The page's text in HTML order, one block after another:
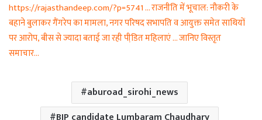
https://rajasthandeep.com/?p=5741 … राजनीति में भूचाल: नौकरी के
बहाने बुलाकर गैंगरेप का मामला, नगर परिषद सभापति व आयुक्त समेत साथियों
पर आरोप, बीस से ज्यादा बताई जा रही पीडि़त महिलाएं … जानिए विस्तृत
समाचार…
aburoad_sirohi_news